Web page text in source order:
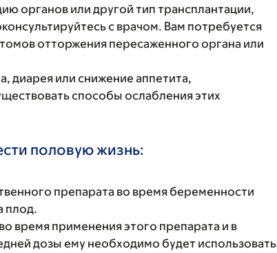
органов или другой тип трансплантации,
с врачом. Вам потребуется
отторжения пересаженного органа или
диарея или снижение аппетита,
способы ослабления этих
половую жизнь:
препарата во время беременности
плод.
время применения этого препарата и в
дозы ему необходимо будет использовать